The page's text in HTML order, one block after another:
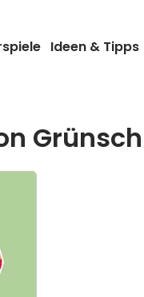
Ideen & Tipps